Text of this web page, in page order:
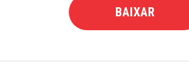
BAIXAR